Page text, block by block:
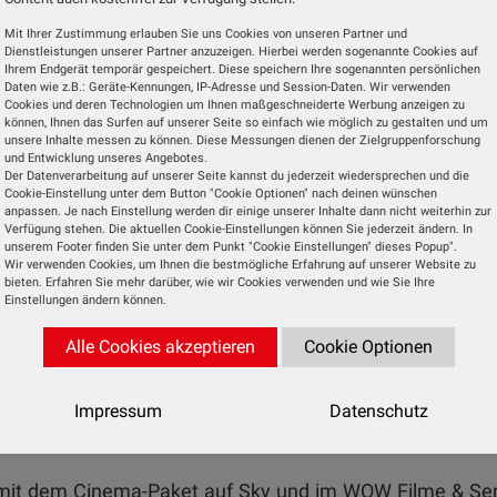
RomComs, Familien- und Animationsfilmen
– von Hollywood-Klassikern über Western
Crime und Horror. Home of FSK18.
Highlights und Specials.
dem Cinema-Paket auf Sky und im WOW Filme &
Mit Ihrer Zustimmung erlauben Sie uns Cookies von unseren Partner und
Dienstleistungen unserer Partner anzuzeigen. Hierbei werden sogenannte Cookies auf
Ihrem Endgerät temporär gespeichert. Diese speichern Ihre sogenannten persönlichen
Daten wie z.B.: Geräte-Kennungen, IP-Adresse und Session-Daten. Wir verwenden
Cookies und deren Technologien um Ihnen maßgeschneiderte Werbung anzeigen zu
können, Ihnen das Surfen auf unserer Seite so einfach wie möglich zu gestalten und um
unsere Inhalte messen zu können. Diese Messungen dienen der Zielgruppenforschung
und Entwicklung unseres Angebotes.
Der Datenverarbeitung auf unserer Seite kannst du jederzeit wiedersprechen und die
Cookie-Einstellung unter dem Button "Cookie Optionen" nach deinen wünschen
anpassen. Je nach Einstellung werden dir einige unserer Inhalte dann nicht weiterhin zur
Verfügung stehen. Die aktuellen Cookie-Einstellungen können Sie jederzeit ändern. In
unserem Footer finden Sie unter dem Punkt "Cookie Einstellungen" dieses Popup".
Wir verwenden Cookies, um Ihnen die bestmögliche Erfahrung auf unserer Website zu
bieten. Erfahren Sie mehr darüber, wie wir Cookies verwenden und wie Sie Ihre
Einstellungen ändern können.
Alle Cookies akzeptieren Cookie Optionen
Impressum Datenschutz